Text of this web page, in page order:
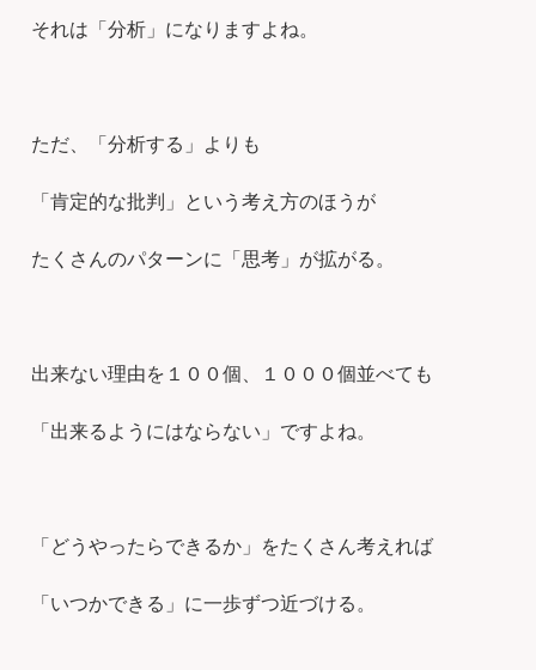
それは「分析」になりますよね。
ただ、「分析する」よりも
「肯定的な批判」という考え方のほうが
たくさんのパターンに「思考」が拡がる。
出来ない理由を１００個、１０００個並べても
「出来るようにはならない」ですよね。
「どうやったらできるか」をたくさん考えれば
「いつかできる」に一歩ずつ近づける。